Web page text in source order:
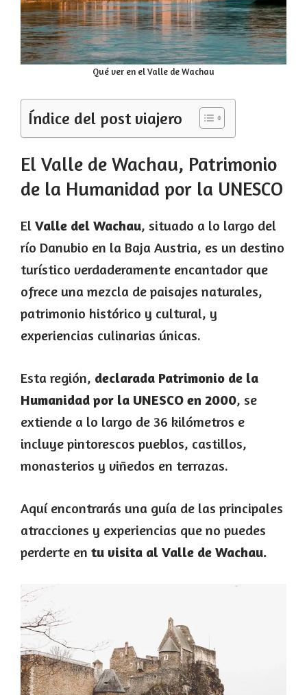
Qué ver en el Valle de Wachau
Índice del post viajero
El Valle de Wachau, Patrimonio
de la Humanidad por la UNESCO
El Valle del Wachau, situado a lo largo del
río Danubio en la Baja Austria, es un destino
turístico verdaderamente encantador que
ofrece una mezcla de paisajes naturales,
patrimonio histórico y cultural, y
experiencias culinarias únicas.
Esta región, declarada Patrimonio de la
Humanidad por la UNESCO en 2000, se
extiende a lo largo de 36 kilómetros e
incluye pintorescos pueblos, castillos,
monasterios y viñedos en terrazas.
Aquí encontrarás una guía de las principales
atracciones y experiencias que no puedes
perderte en tu visita al Valle de Wachau.